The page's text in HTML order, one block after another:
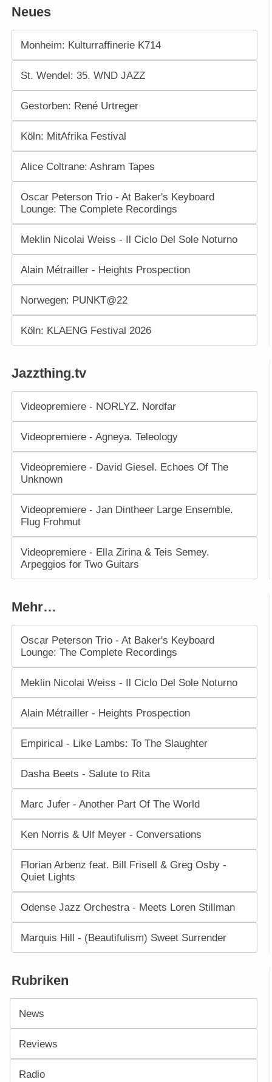
Neues
Monheim: Kulturraffinerie K714
St. Wendel: 35. WND JAZZ
Gestorben: René Urtreger
Köln: MitAfrika Festival
Alice Coltrane: Ashram Tapes
Oscar Peterson Trio - At Baker's Keyboard
Lounge: The Complete Recordings
Meklin Nicolai Weiss - Il Ciclo Del Sole Noturno
Alain Métrailler - Heights Prospection
Norwegen: PUNKT@22
Köln: KLAENG Festival 2026
Jazzthing.tv
Videopremiere - NORLYZ. Nordfar
Videopremiere - Agneya. Teleology
Videopremiere - David Giesel. Echoes Of The
Unknown
Videopremiere - Jan Dintheer Large Ensemble.
Flug Frohmut
Videopremiere - Ella Zirina & Teis Semey.
Arpeggios for Two Guitars
Mehr…
Oscar Peterson Trio - At Baker's Keyboard
Lounge: The Complete Recordings
Meklin Nicolai Weiss - Il Ciclo Del Sole Noturno
Alain Métrailler - Heights Prospection
Empirical - Like Lambs: To The Slaughter
Dasha Beets - Salute to Rita
Marc Jufer - Another Part Of The World
Ken Norris & Ulf Meyer - Conversations
Florian Arbenz feat. Bill Frisell & Greg Osby -
Quiet Lights
Odense Jazz Orchestra - Meets Loren Stillman
Marquis Hill - (Beautifulism) Sweet Surrender
Rubriken
News
Reviews
Radio